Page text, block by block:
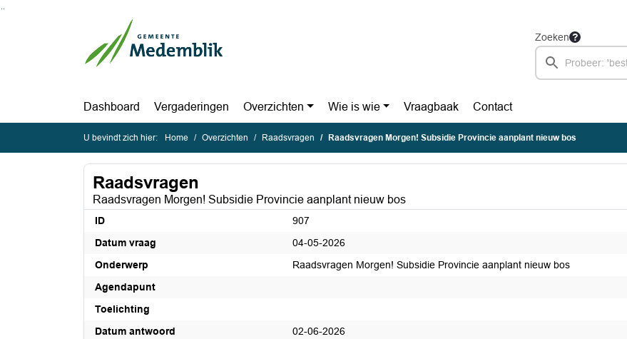
Ga naar de inhoud van deze pagina
Zoeken
Dashboard Vergaderingen Overzichten Wie is wie Vraagbaak Contact
U bevindt zich hier: Home Overzichten Raadsvragen Raadsvragen Morgen! Subsidie Provincie aanplant nieuw bos
Raadsvragen
Raadsvragen Morgen! Subsidie Provincie aanplant nieuw bos
ID
907
Datum vraag
04-05-2026
Onderwerp
Raadsvragen Morgen! Subsidie Provincie aanplant nieuw bos
Agendapunt
Toelichting
Datum antwoord
02-06-2026